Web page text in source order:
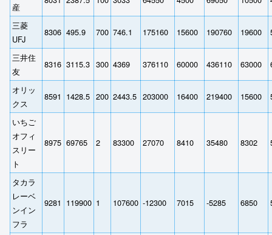
産
三菱
UFJ
8306 495.9 700 746.1 175160 15600 190760 19600
三井住
友
8316 3115.3 300 4369 376110 60000 436110 63000
オリッ
クス
8591 1428.5 200 2443.5 203000 16400 219400 15600
いちご
オフィ
スリー
ト
8975 69765 2 83300 27070 8410 35480 8302
タカラ
レーベ
ンイン
フラ
9281 119900 1 107600 -12300 7015 -5285 6850